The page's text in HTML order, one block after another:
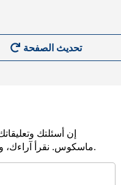
إن أسئلتك
ماسكوس. نقرأ آراءك، ونرد عليها، بناء على طلبكم في أسرع وقت ممكن.